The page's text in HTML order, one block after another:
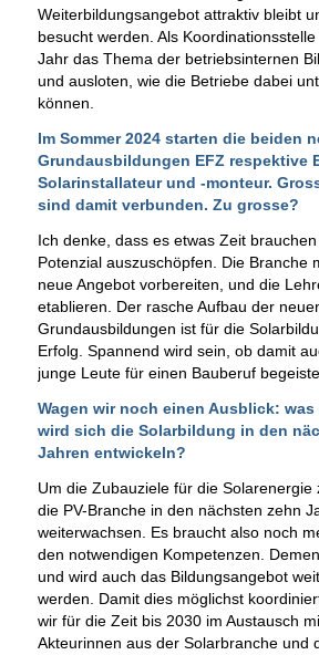
Weiterbildungsangebot attraktiv bleibt
besucht werden. Als
Jahr das Thema der betriebsinternen
und ausloten, wie die Betriebe dabei
können.
Im Sommer 2024 starten die beiden
Grundausbildungen EFZ respektive
Solarinstallateurund -monteur.
sind damit verbunden. Zu grosse?
Ich denke, dass es etwas Zeit
Potenzial auszuschöpfen. Die Branche
neue Angebot vorbereiten, und die
etablieren. Der rasche Aufbau der
Grundausbildungen ist für die
Erfolg. Spannend wird sein, ob damit
junge Leute für einen Bauberuf
Wagen wir noch einen Ausblick: was
wird sich die Solarbildung in den
Jahren entwickeln?
Um die Zubauziele für die Solarenergie
die PV-Branche in den nächsten zehn
weiterwachsen. Es braucht also noch
den notwendigen Kompetenzen.
und wird auch das Bildungsangebot
werden. Damit dies möglichst
wir für die Zeit bis 2030 im Austausch
Akteurinnen aus der Solarbranche und